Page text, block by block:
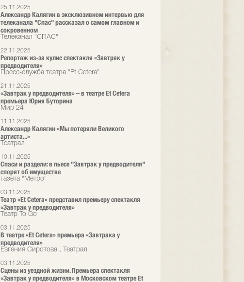
25.11.2025
Александр Калягин в эксклюзивном интервью для
телеканала "Спас" рассказал о самом главном и
сокровенном
Телеканал "СПАС"
22.11.2025
Репортаж из-за кулис спектакля «Завтрак у
предводителя»
Пресс-служба театра "Et Cetera"
21.11.2025
«Завтрак у предводителя» – в театре Et Cetera
премьера Юрия Буторина
Мир 24
11.11.2025
Александр Калягин «Мы потеряли Великого
артиста...»
Театрал
10.11.2025
Спаси и раздели: в пьесе "Завтрак у предводителя"
спорят об имуществе
газета "Метро"
03.11.2025
Театр «Et Cetera» представил премьеру спектакля
«Завтрак у предводителя»
Театр To Go
03.11.2025
В театре «Et Cetera» премьера «Завтрака у
предводителя»
Евгения Сиротова , Театрал
03.11.2025
Сцены из уездной жизни. Премьера спектакля
«Завтрак у предводителя» в Московском театре Et